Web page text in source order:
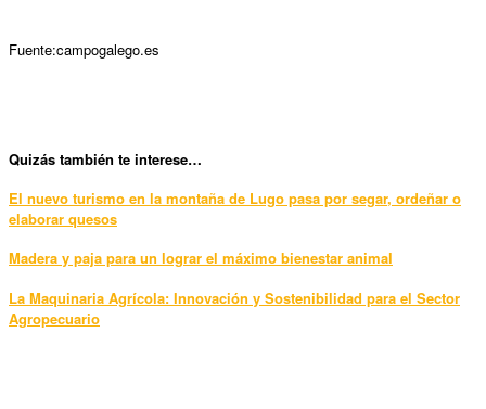
Fuente:campogalego.es
Quizás también te interese…
El nuevo turismo en la montaña de Lugo pasa por segar, ordeñar o
elaborar quesos
Madera y paja para un lograr el máximo bienestar animal
La Maquinaria Agrícola: Innovación y Sostenibilidad para el Sector
Agropecuario